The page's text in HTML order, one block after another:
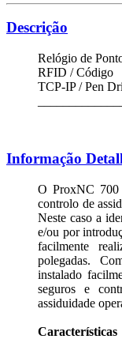
Descrição
Relógio de
RFID / Código
TCP-IP / Pen
Informação
O ProxNC 700
controlo de
Neste caso a
e/ou por
facilmente
polegadas.
instalado
seguros e
assiduidade
Características